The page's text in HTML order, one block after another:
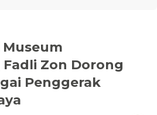
Zon Dorong
Penggerak